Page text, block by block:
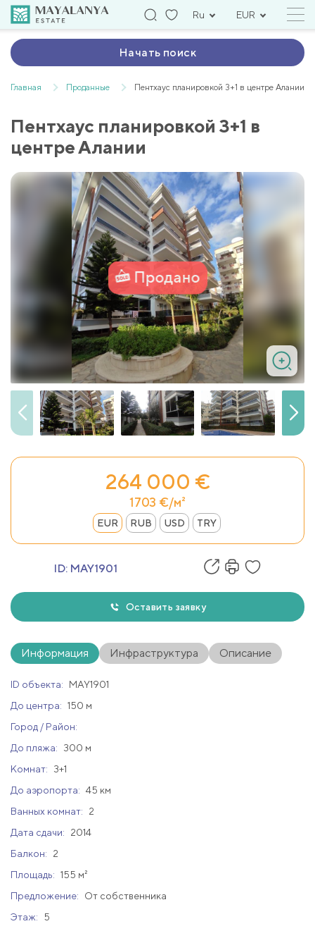
Ru EUR
Начать поиск
Главная Проданные Пентхаус планировкой 3+1 в центре Алании
Пентхаус планировкой 3+1 в
центре Алании
Продано
264 000 €
1703 €/м²
EUR RUB USD TRY
ID: MAY1901
Оставить заявку
Информация Инфраструктура Описание
ID объекта:
MAY1901
До центра: 150 м
Город / Район:
До пляжа:
300 м
Комнат:
3+1
До аэропорта: 45 км
Ванных комнат:
2
Дата сдачи:
2014
Балкон:
2
Площадь: 155 м²
Предложение:
От собственника
Этаж:
5